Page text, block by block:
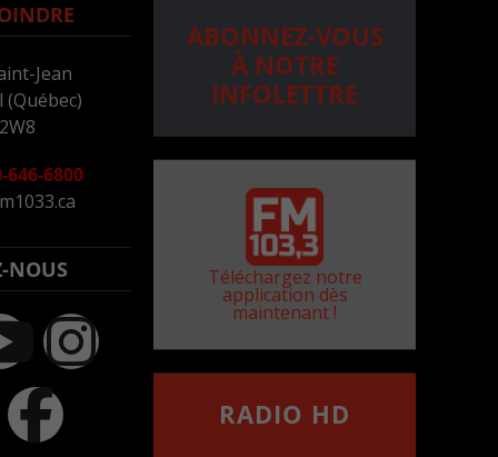
Jean
646-6800
NOUS
ABONNEZ-VOUS
À NOTRE
INFOLETTRE
Téléchargez notre
application dès
maintenant !
RADIO HD